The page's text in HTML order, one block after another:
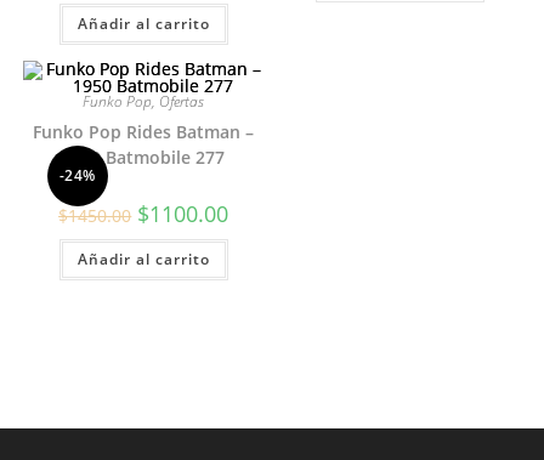
original
era:
$370.00.
actual
$300.00.
Añadir al carrito
-24%
Funko Pop, Ofertas
Funko Pop Rides Batman –
1950 Batmobile 277
$1450.00 El
precio
original
era:
$1450.00.
$1100.00El
actual
$1100.00.
Añadir al carrito